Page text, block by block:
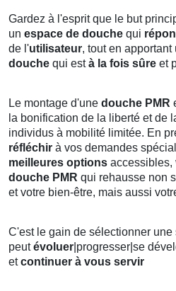
Gardez à l'esprit que le but
un espace de douche qui
de l'utilisateur, tout en apportant
douche qui està la fois sûre et
Le montage d'une douche PMR
la bonification de la liberté et de
individus à mobilité limitée. En
réfléchir à vos demandes
meilleures options accessibles,
douche PMR qui rehausse non
et votre bien-être, mais aussi
C'est le gain de sélectionner
peutévoluer |progresser|se
etcontinuer à vous servir